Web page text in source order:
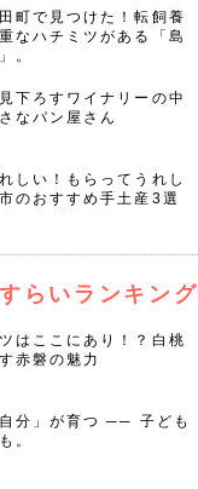
町で見つけた！転飼養
なハチミツがある「島
。
下ろすワイナリーの中
なパン屋さん
しい！もらってうれし
のおすすめ手土産3選
らいランキング
はここにあり！？白桃
赤磐の魅力
分」が育つ ── 子ども
。